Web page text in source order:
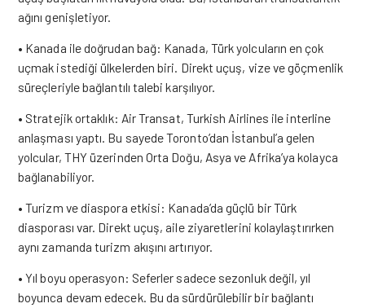
ağını genişletiyor.
• Kanada ile doğrudan bağ: Kanada, Türk yolcuların en çok
uçmak istediği ülkelerden biri. Direkt uçuş, vize ve göçmenlik
süreçleriyle bağlantılı talebi karşılıyor.
• Stratejik ortaklık: Air Transat, Turkish Airlines ile interline
anlaşması yaptı. Bu sayede Toronto’dan İstanbul’a gelen
yolcular, THY üzerinden Orta Doğu, Asya ve Afrika’ya kolayca
bağlanabiliyor.
• Turizm ve diaspora etkisi: Kanada’da güçlü bir Türk
diasporası var. Direkt uçuş, aile ziyaretlerini kolaylaştırırken
aynı zamanda turizm akışını artırıyor.
• Yıl boyu operasyon: Seferler sadece sezonluk değil, yıl
boyunca devam edecek. Bu da sürdürülebilir bir bağlantı